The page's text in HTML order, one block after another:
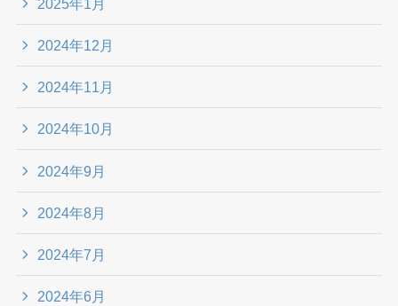
2025年1月
2024年12月
2024年11月
2024年10月
2024年9月
2024年8月
2024年7月
2024年6月